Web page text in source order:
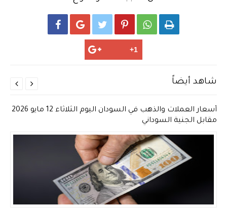
     
شاهد أيضاً
أسعار العملات والذهب في السودان اليوم الثلاثاء 12 مايو 2026
مقابل الجنية السوداني

